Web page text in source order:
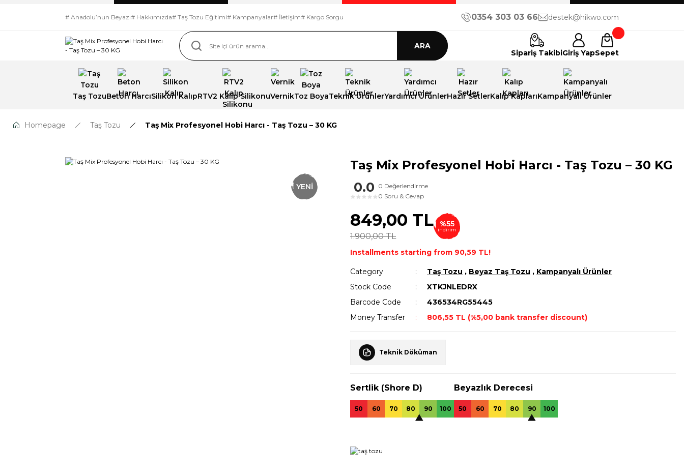
# Anadolu’nun Beyazı# Hakkımızda# Taş Tozu Eğitimi# Kampanyalar# İletişim# Kargo Sorgu 0354 303 03 66 destek@hikwo.com
ARA
Sipariş TakibiGiriş YapSepet
Taş TozuBeton HarcıSilikon KalıpRTV2 Kalıp SilikonuVernikToz BoyaTeknik ÜrünlerYardımcı ÜrünlerHazır SetlerKalıp KaplarıKampanyalı Ürünler
Homepage Taş Tozu Taş Mix Profesyonel Hobi Harcı - Taş Tozu – 30 KG
YENİ
Taş Mix Profesyonel Hobi Harcı - Taş Tozu – 30 KG
0.0
★ ★ ★ ★ ★
0 Değerlendirme
0 Soru & Cevap
849,00 TL
1.900,00 TL
%55
indirim
Installments starting from 90,59 TL!
Category Taş Tozu , Beyaz Taş Tozu , Kampanyalı Ürünler
Stock Code
XTKJNLEDRX
Barcode Code
436534RG55445
Money Transfer
806,55 TL (%5,00 bank transfer discount)
Teknik Döküman
Sertlik (Shore D)
50 60 70 80 90 100
Beyazlık Derecesi
50 60 70 80 90 100